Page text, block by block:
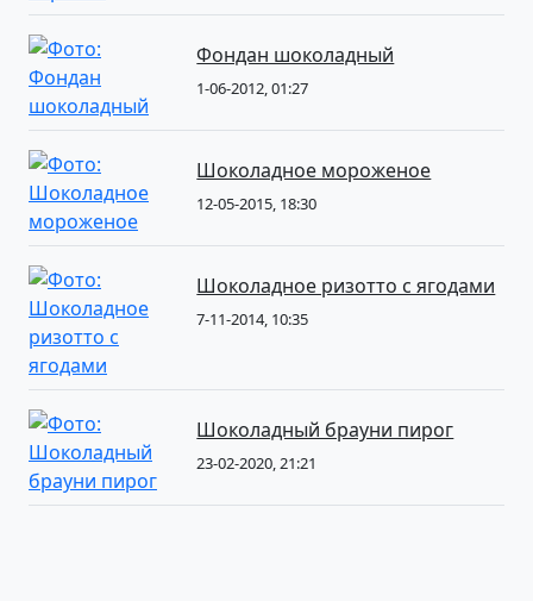
Фондан шоколадный
1-06-2012, 01:27
Шоколадное мороженое
12-05-2015, 18:30
Шоколадное ризотто с ягодами
7-11-2014, 10:35
Шоколадный брауни пирог
23-02-2020, 21:21